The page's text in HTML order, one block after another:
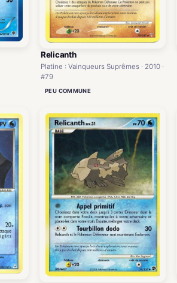
Relicanth
Platine : Vainqueurs Suprêmes · 2010 ·
#79
PEU COMMUNE